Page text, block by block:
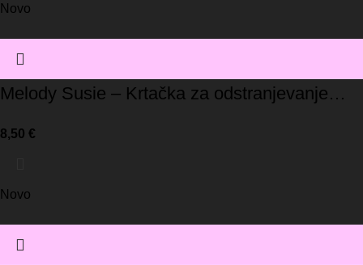
Novo
Melody Susie – Krtačka za odstranjevanje
8,50 €
Novo